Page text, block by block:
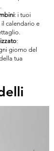
: i tuoi
calendario e
:
giorno del
tua